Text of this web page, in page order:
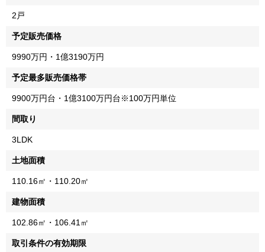
2戸
予定販売価格
9990万円・1億3190万円
予定最多販売価格帯
9900万円台・1億3100万円台※100万円単位
間取り
3LDK
土地面積
110.16㎡・110.20㎡
建物面積
102.86㎡・106.41㎡
取引条件の有効期限